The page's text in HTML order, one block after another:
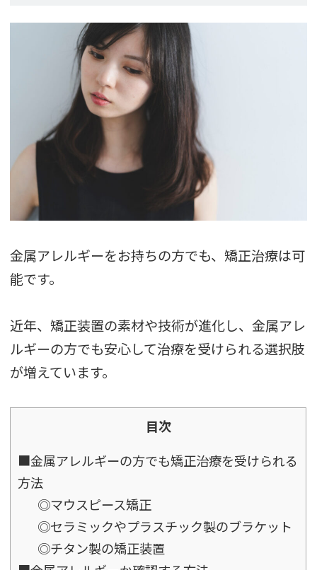
金属アレルギーをお持ちの方でも、矯正治療は可
能です。
近年、矯正装置の素材や技術が進化し、金属アレ
ルギーの方でも安心して治療を受けられる選択肢
が増えています。
目次
■金属アレルギーの方でも矯正治療を受けられる
方法
◎マウスピース矯正
◎セラミックやプラスチック製のブラケット
◎チタン製の矯正装置